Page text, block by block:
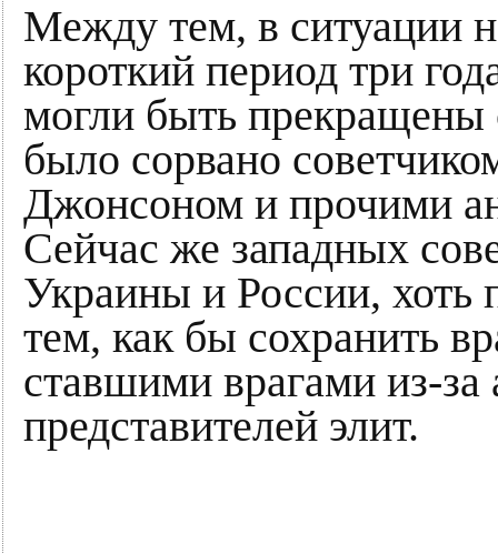
Между тем, в ситуации
короткий период три
могли быть прекращены
было сорвано
Джонсоном и прочими
Сейчас же западных
Украины и России, хоть
тем, как бы сохранить
ставшими врагами из-
представителей элит.